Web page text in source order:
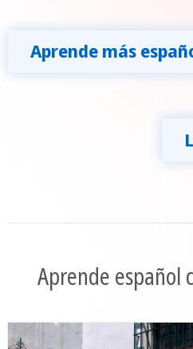
Aprende más
Aprende español